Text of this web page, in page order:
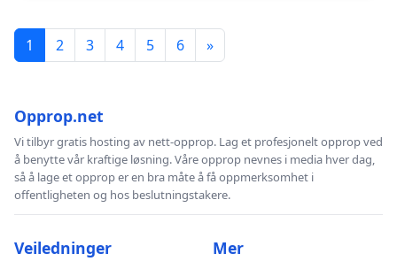
1 2 3 4 5 6 »
Opprop.net
Vi tilbyr gratis hosting av nett-opprop. Lag et profesjonelt opprop ved
å benytte vår kraftige løsning. Våre opprop nevnes i media hver dag,
så å lage et opprop er en bra måte å få oppmerksomhet i
offentligheten og hos beslutningstakere.
Veiledninger Mer